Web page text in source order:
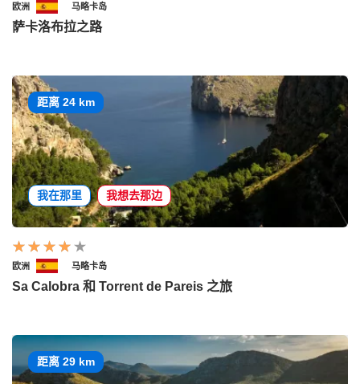
欧洲 马略卡岛
萨卡洛布拉之路
距离 24 km
我在那里 我想去那边
欧洲 马略卡岛
Sa Calobra 和 Torrent de Pareis 之旅
距离 29 km